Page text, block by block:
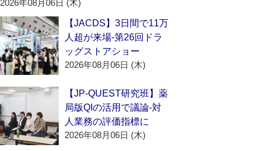
2026年08月06日 (木)
【JACDS】3日間で11万
人超が来場‐第26回ドラ
ッグストアショー
2026年08月06日 (木)
【JP-QUEST研究班】薬
局版QIの活用で議論‐対
人業務の評価指標に
2026年08月06日 (木)